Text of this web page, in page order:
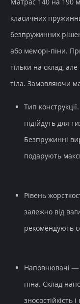
класичних
безпружинних
або меморі-піни.
тільки на склад,
тіла. Замовляючи
Тип
підійдуть для
Безпружинні
подарують
Рівень
залежно від
рекомендують
Наповнювачі —
піна. Склад
зносостійкість